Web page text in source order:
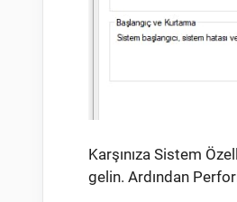
Karşınıza Sistem
gelin. Ardından